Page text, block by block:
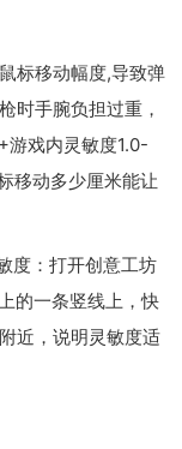
标移动幅度,导致弹
时手腕负担过重，
游戏内灵敏度1.0-
移动多少厘米能让
度：打开创意工坊
的一条竖线上，快
近，说明灵敏度适